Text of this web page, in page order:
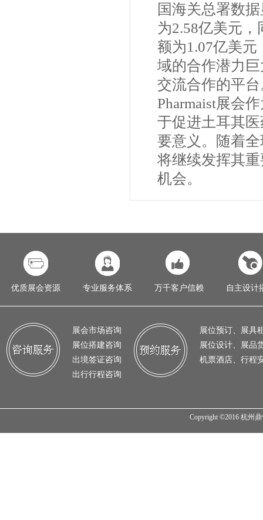
国海关总署数
为2.58亿美元
额为1.07亿美
域的合作潜力
交流合作的平
Pharmaist展会
于促进土耳其
要意义。随着
将继续发挥其
机会。
优质展会资源 专业服务体系 万千客户信赖 自主设计
展会市场咨询
展位搭建咨询
出境签证咨询
出行行程咨询
展位预订、展具
展位设计、展品
机票酒店、行程
Copyright ©2016 杭州